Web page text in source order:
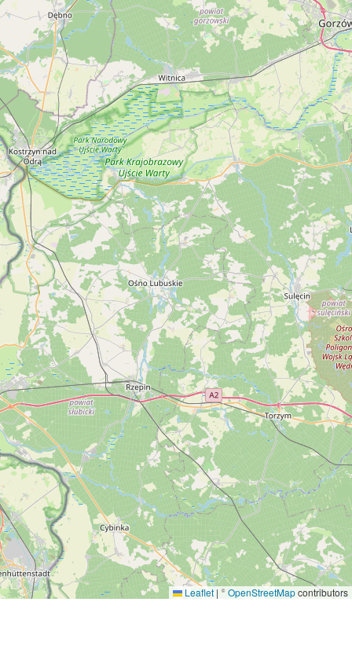
Leaflet | ©OpenStreetMapcontributors